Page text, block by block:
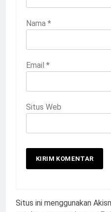
Nama *
Email *
Situs Web
Situs ini menggunakan